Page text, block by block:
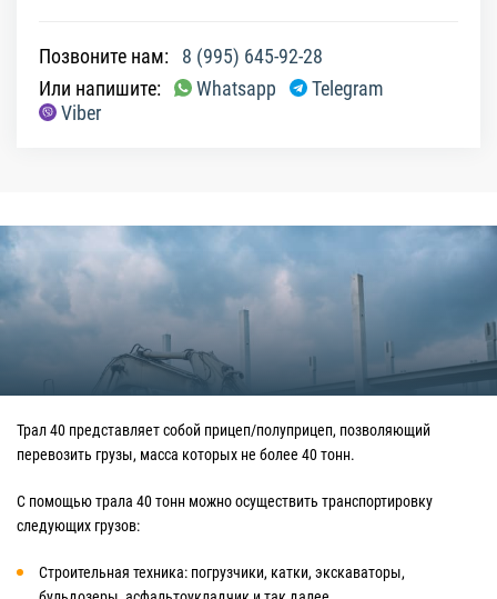
Позвоните нам:
8 (995) 645-92-28
Или напишите:
Whatsapp
Telegram
Viber
Трал 40 представляет собой прицеп/полуприцеп, позволяющий
перевозить грузы, масса которых не более 40 тонн.
С помощью трала 40 тонн можно осуществить транспортировку
следующих грузов:
Строительная техника: погрузчики, катки, экскаваторы,